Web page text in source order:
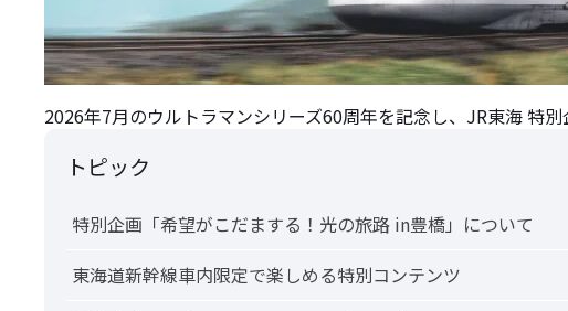
2026年7月のウルトラマンシリーズ60周年を記念し、JR東海 特別
トピック
特別企画「希望がこだまする！光の旅路 in豊橋」について
東海道新幹線車内限定で楽しめる特別コンテンツ